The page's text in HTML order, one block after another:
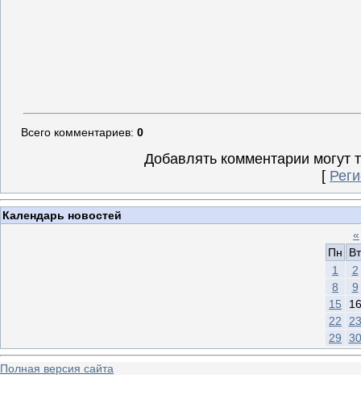
Всего комментариев: 0
Добавлять комментарии могут
[
Календарь новостей
«
Пн
Вт
1
2
8
9
15
16
22
23
29
30
Полная версия сайта